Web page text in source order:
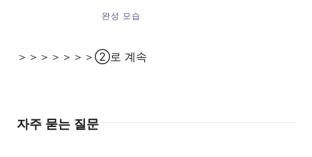
완성 모습
＞＞＞＞＞＞＞②로 계속
자주 묻는 질문